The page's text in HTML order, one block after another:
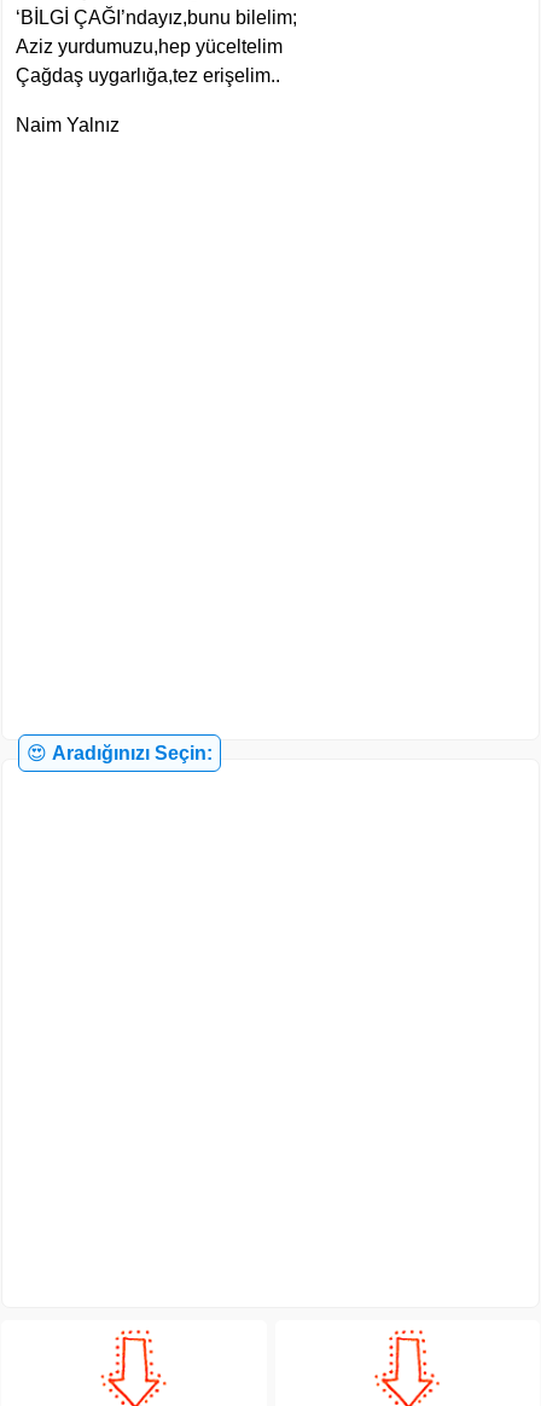
‘BİLGİ ÇAĞI’ndayız,bunu bilelim;
Aziz yurdumuzu,hep yüceltelim
Çağdaş uygarlığa,tez erişelim..
Naim Yalnız
😍 Aradığınızı Seçin: